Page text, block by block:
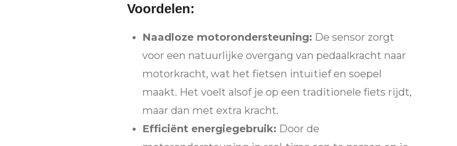
Voordelen:
Naadloze motorondersteuning: De sensor zorgt
voor een natuurlijke overgang van pedaalkracht naar
motorkracht, wat het fietsen intuïtief en soepel
maakt. Het voelt alsof je op een traditionele fiets rijdt,
maar dan met extra kracht.
Efficiënt energiegebruik: Door de